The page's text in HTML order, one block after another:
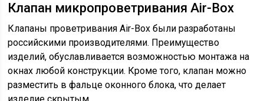
Клапан микропроветривания Air-Box
Клапаны проветривания Air-Box были разработаны
российскими производителями. Преимущество
изделий, обуславливается возможностью монтажа на
окнах любой конструкции. Кроме того, клапан можно
разместить в фальце оконного блока, что делает